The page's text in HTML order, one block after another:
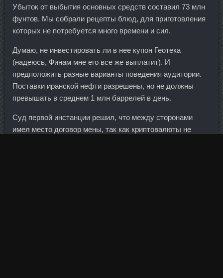
Убыток от выбытия основных средств составил 73 млн
фунтов. Мы собрали рецепты блюд, для приготовления
которых не потребуется много времени и сил.
Думаю, не инвестировать ли в нее купон Геотека
(надеюсь, Финам мне его все же выплатит). И
предположить разные варианты поведения аудитории.
Поставки иранской нефти разрешены, но не должны
превышать в среднем 1 млн баррелей в день.
Суд первой инстанции решил, что между сторонами
имел место договор мены, так как криптовалюты не